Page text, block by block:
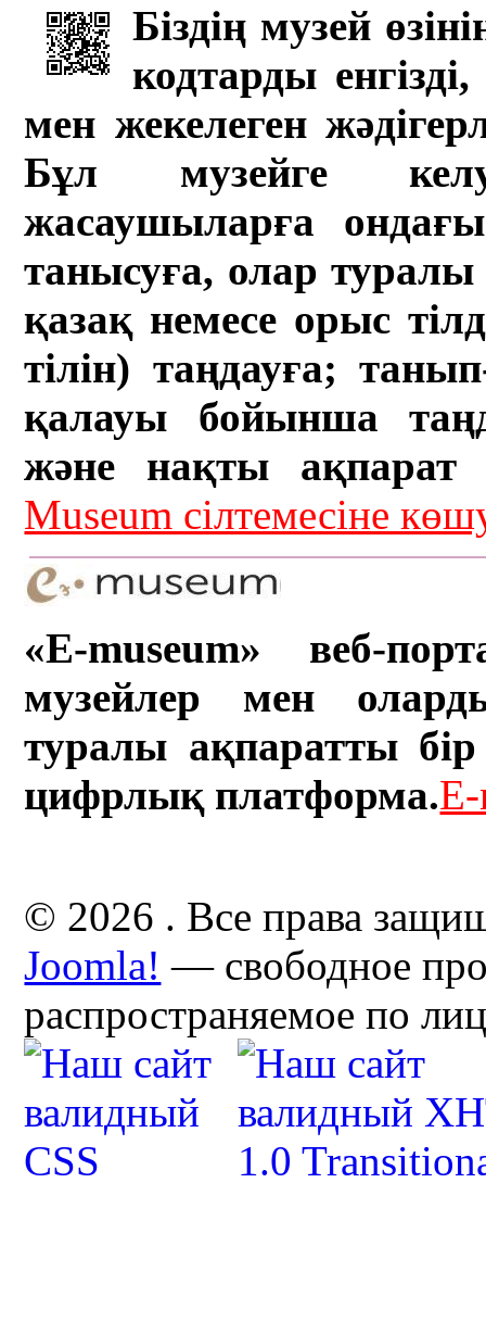
Біздің музей
кодтарды
мен жекелеген
Бұл музейге
жасаушыларға
танысуға, олар туралы
қазақ немесе орыс
тілін) таңдауға;
қалауы бойынша
және нақты ақпарат
Museum сілтемесіне
«E-museum» веб-
музейлер мен
туралы ақпаратты бір
цифрлық платформа.
© 2026 . Все права
Joomla! — свободное
распространяемое по